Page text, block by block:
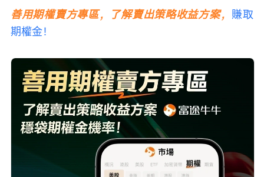
善用期權賣方專區，了解賣出策略收益方案， 賺取
期權金！